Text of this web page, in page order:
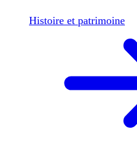
Histoire et patrimoine